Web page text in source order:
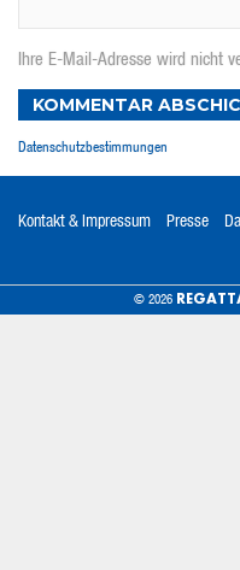
Ihre E-Mail-Adresse wird nicht
KOMMENTAR
Datenschutzbestimmungen
Kontakt & Impressum Presse
© 2026